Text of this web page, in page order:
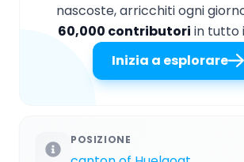
nascoste, arricchiti ogni
60,000 contributori in tutto
Inizia a esplorare
POSIZIONE